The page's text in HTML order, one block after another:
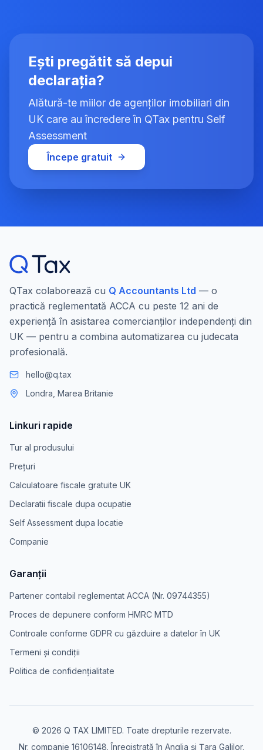
Ești pregătit să depui
declarația?
Alătură-te miilor de agenților imobiliari din
UK care au încredere în QTax pentru Self
Assessment
Începe gratuit
QTax colaborează cu Q Accountants Ltd — o
practică reglementată ACCA cu peste 12 ani de
experiență în asistarea comercianților independenți din
UK — pentru a combina automatizarea cu judecata
profesională.
hello@q.tax
Londra, Marea Britanie
Linkuri rapide
Tur al produsului
Prețuri
Calculatoare fiscale gratuite UK
Declaratii fiscale dupa ocupatie
Self Assessment dupa locatie
Companie
Garanții
Partener contabil reglementat ACCA (Nr. 09744355)
Proces de depunere conform HMRC MTD
Controale conforme GDPR cu găzduire a datelor în UK
Termeni și condiții
Politica de confidențialitate
© 2026 Q TAX LIMITED. Toate drepturile rezervate.
Nr. companie 16106148. Înregistrată în Anglia și Țara Galilor.